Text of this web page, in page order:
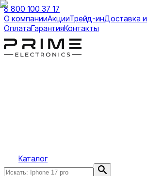
8 800 100 37 17
О компанииАкцииТрейд-инДоставка и
ОплатаГарантияКонтакты
Каталог